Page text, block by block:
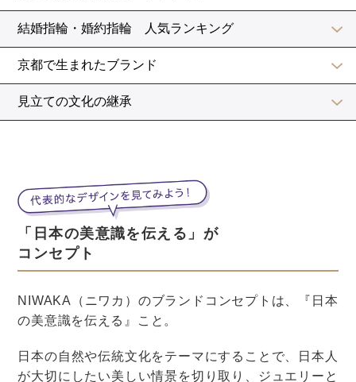
キャップスリーブやオフショルダーのドレス